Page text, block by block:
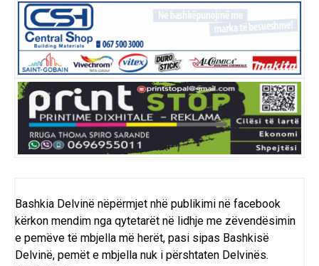
Bashkia Delvinë nëpërmjet nhë publikimi në facebook
kërkon mendim nga qytetarët në lidhje me zëvendësimin
e pemëve të mbjella më herët, pasi sipas Bashkisë
Delvinë, pemët e mbjella nuk i përshtaten Delvinës.